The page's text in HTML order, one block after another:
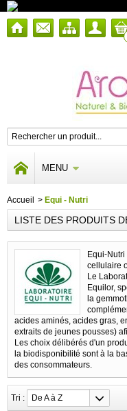
MENU
Accueil > Equi - Nutri
LISTE DES PRODUITS
Equi-
cellulaire
Le
Equilor,
la
acides aminés, acides gras,
extraits de jeunes pousses)
Les choix délibérés d'un
la biodisponibilité sont à la
des consommateurs.
Tri : De A à Z